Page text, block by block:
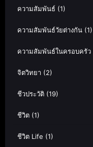
ความสัมพันธ์ (1)
ความสัมพันธ์วัยต่างกัน (1)
ความสัมพันธ์ในครอบครัว
จิตวิทยา (2)
ชีวประวัติ (19)
ชีวิต (1)
ชีวิต Life (1)